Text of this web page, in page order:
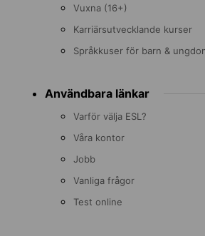
Vuxna (16+)
Karriärsutvecklande kurser
Språkkuser för barn &
Användbara länkar
Varför välja ESL?
Våra kontor
Jobb
Vanliga frågor
Test online